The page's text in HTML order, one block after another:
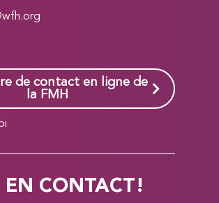
de contact en ligne de
la FMH
EN CONTACT!